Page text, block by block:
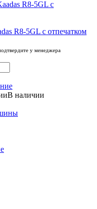
R8-5GL с отпечатком
у менеджера
В наличии